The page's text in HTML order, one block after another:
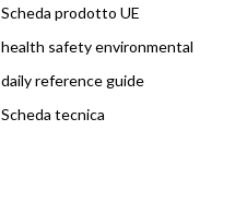
Scheda prodotto UE
health safety environmental
daily reference guide
Scheda tecnica